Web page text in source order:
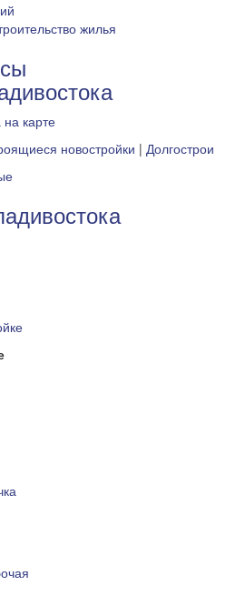
жилья
карте
новостройки | Долгострои